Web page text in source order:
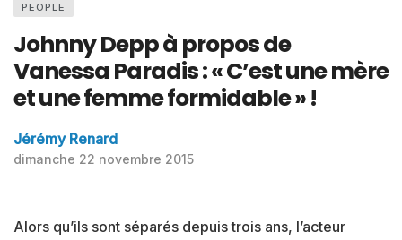
PEOPLE
Johnny Depp à propos de
Vanessa Paradis : « C’est une mère
et une femme formidable » !
Jérémy Renard
dimanche 22 novembre 2015
Alors qu’ils sont séparés depuis trois ans, l’acteur